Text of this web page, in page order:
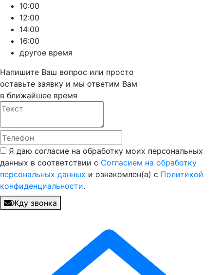
10:00
12:00
14:00
16:00
другое время
Напишите Ваш вопрос или просто
оставьте заявку и мы ответим Вам
в ближайшее время
Я даю согласие на обработку моих персональных
данных в соответствии с Согласием на обработку
персональных данных и ознакомлен(а) с Политикой
конфиденциальности.
Жду звонка